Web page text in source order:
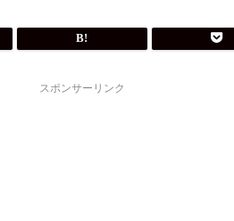
スポンサーリンク